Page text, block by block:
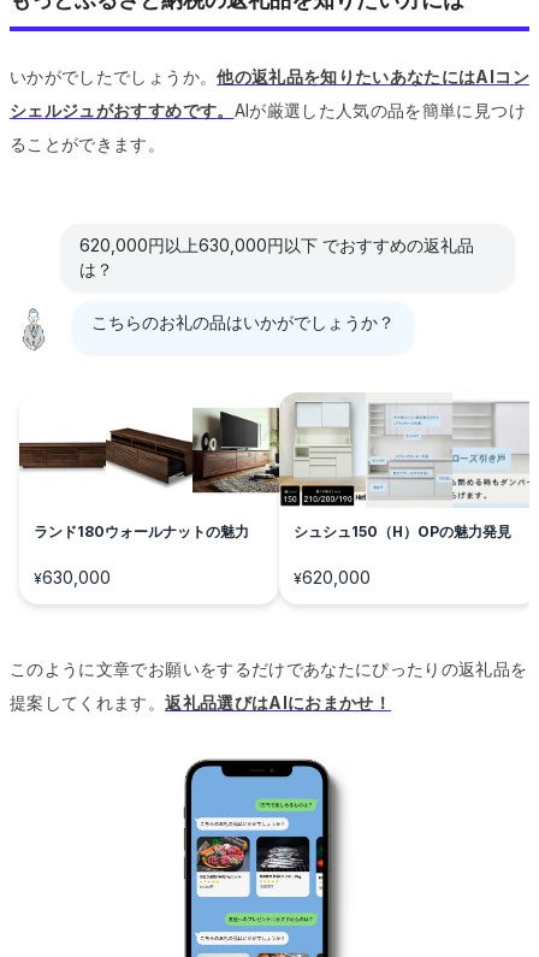
いかがでしたでしょうか。他の返礼品を知りたいあなたにはAIコン
シェルジュがおすすめです。 AIが厳選した人気の品を簡単に見つけ
ることができます。
620,000円以上630,000円以下 でおすすめの返礼品
は？
こちらのお礼の品はいかがでしょうか？
ランド180ウォールナットの魅力
¥630,000
シュシュ150（H）OPの魅力発見
¥620,000
このように文章でお願いをするだけであなたにぴったりの返礼品を
提案してくれます。返礼品選びはAIにおまかせ！